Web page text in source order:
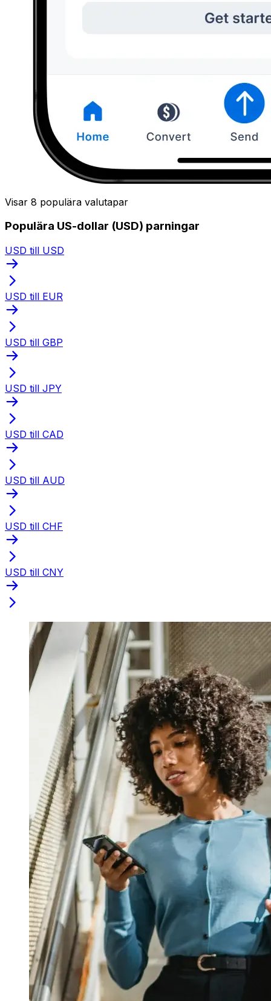
Visar 8 populära valutapar
Populära US-dollar (USD) parningar
USD till USD
USD till EUR
USD till GBP
USD till JPY
USD till CAD
USD till AUD
USD till CHF
USD till CNY